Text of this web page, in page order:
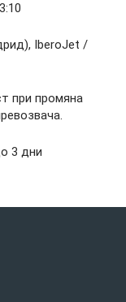
IberoJet /
при промяна
3 дни